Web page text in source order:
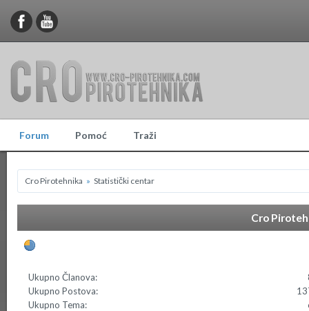
Forum Pomoć Traži
Cro Pirotehnika » Statistički centar
Cro
Ukupno Članova:
Ukupno Postova:
Ukupno Tema: